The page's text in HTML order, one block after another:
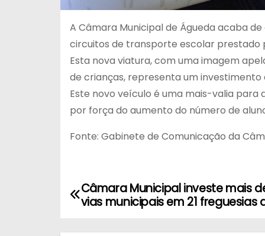
A Câmara Municipal de Águeda acaba
circuitos de transporte escolar prestado
Esta nova viatura, com uma imagem
de crianças, representa um
Este novo veículo é uma mais-valia
por força do aumento do número de
Fonte: Gabinete de Comunicação da
NCâmara Municipal investe mais
vias municipais em 21 freguesias